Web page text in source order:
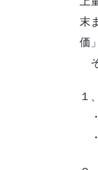
末
価
１